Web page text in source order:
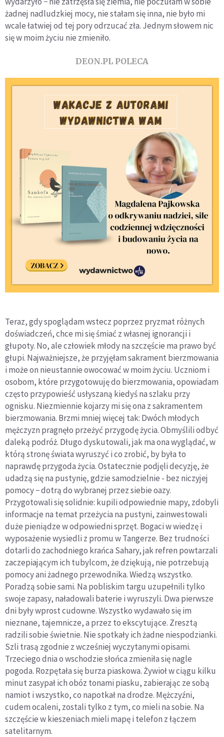
żadnej nadludzkiej mocy, nie stałam się inna, nie było mi
wcale łatwiej od tej pory odrzucać zła. Jednym słowem nic
się w moim życiu nie zmieniło.
DEON.PL POLECA
Teraz, gdy spoglądam wstecz poprzez pryzmat różnych
doświadczeń, chce mi się śmiać z własnej ignorancji i
głupoty. No, ale człowiek młody na szczęście ma prawo być
głupi. Najważniejsze, że przyjęłam sakrament bierzmowania
i może on nieustannie owocować w moim życiu. Uczniom i
osobom, które przygotowuję do bierzmowania, opowiadam
często przypowieść usłyszaną kiedyś na szlaku przy
ognisku. Niezmiennie kojarzy mi się ona z sakramentem
bierzmowania. Brzmi mniej więcej tak: Dwóch młodych
mężczyzn pragnęło przeżyć przygodę życia. Obmyślili odbyć
daleką podróż. Długo dyskutowali, jak ma ona wyglądać, w
którą stronę świata wyruszyć i co zrobić, by była to
naprawdę przygoda życia. Ostatecznie podjęli decyzję, że
udadzą się na pustynię, gdzie samodzielnie - bez niczyjej
pomocy − dotrą do wybranej przez siebie oazy.
Przygotowali się solidnie: kupili odpowiednie mapy, zdobyli
informacje na temat przeżycia na pustyni, zainwestowali
duże pieniądze w odpowiedni sprzęt. Bogaci w wiedzę i
wyposażenie wysiedli z promu w Tangerze. Bez trudności
dotarli do zachodniego krańca Sahary, jak refren powtarzali
zaczepiającym ich tubylcom, że dziękują, nie potrzebują
pomocy ani żadnego przewodnika. Wiedzą wszystko.
Poradzą sobie sami. Na pobliskim targu uzupełnili tylko
swoje zapasy, naładowali baterie i wyruszyli. Dwa pierwsze
dni były wprost cudowne. Wszystko wydawało się im
nieznane, tajemnicze, a przez to ekscytujące. Zresztą
radzili sobie świetnie. Nie spotkały ich żadne niespodzianki.
Szli trasą zgodnie z wcześniej wyczytanymi opisami.
Trzeciego dnia o wschodzie słońca zmieniła się nagle
pogoda. Rozpętała się burza piaskowa. Żywioł w ciągu kilku
minut zasypał ich obóz tonami piasku, zabierając ze sobą
namiot i wszystko, co napotkał na drodze. Mężczyźni,
cudem ocaleni, zostali tylko z tym, co mieli na sobie. Na
szczęście w kieszeniach mieli mapę i telefon z łączem
satelitarnym.